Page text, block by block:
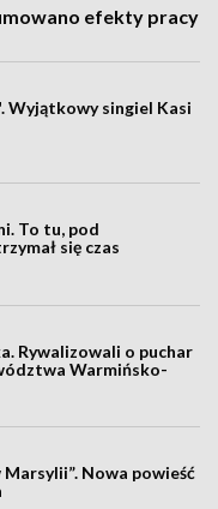
efekty pracy
Wyjątkowy singiel Kasi
To tu, pod
się czas
Rywalizowali o puchar
Warmińsko-
Marsylii”. Nowa powieść